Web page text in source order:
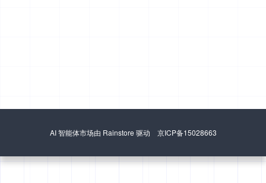
AI 智能体市场由 Rainstore 驱动 京ICP备15028663